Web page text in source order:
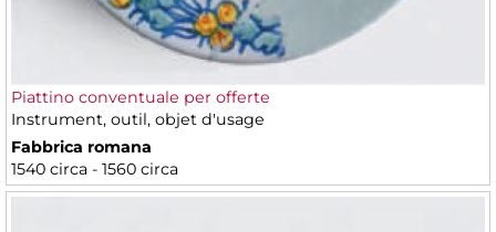
Piattino conventuale per offerte
Instrument, outil, objet d'usage
Fabbrica romana
1540 circa - 1560 circa